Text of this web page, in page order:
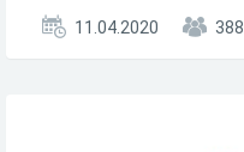
11.04.2020 388